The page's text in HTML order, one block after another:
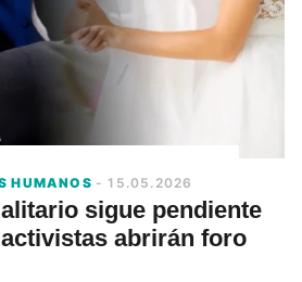
HUMANOS - 15.05.2026
sigue pendiente
abrirán foro